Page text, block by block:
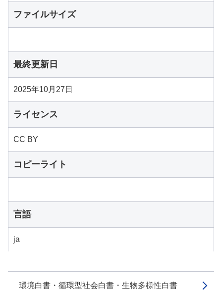
環境白書・循環型社会白書・生物多様性白書
ファイルサイズ
最終更新日
2025年10月27日
ライセンス
CC BY
コピーライト
言語
ja